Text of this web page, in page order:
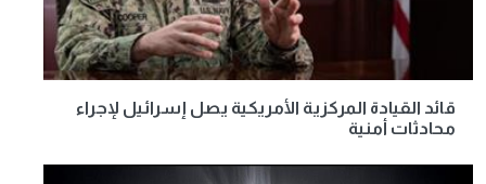
قائد القيادة المركزية الأمريكية يصل إسرائيل لإجراء
محادثات أمنية